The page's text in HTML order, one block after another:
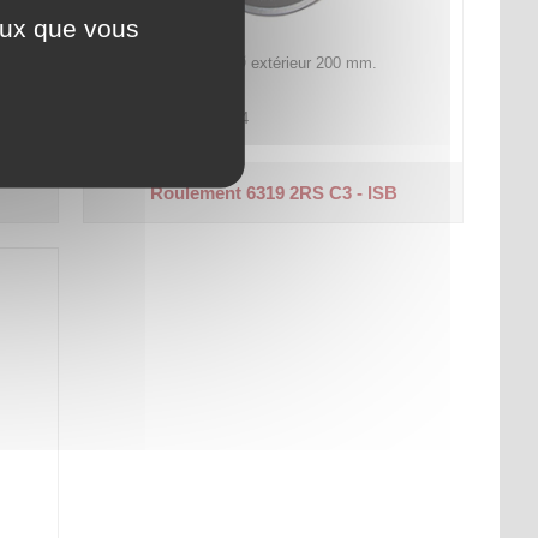
Ø intérieur 95 mm - Ø extérieur 200 mm.
701544
Roulement 6319 2RS C3 - ISB
que vous